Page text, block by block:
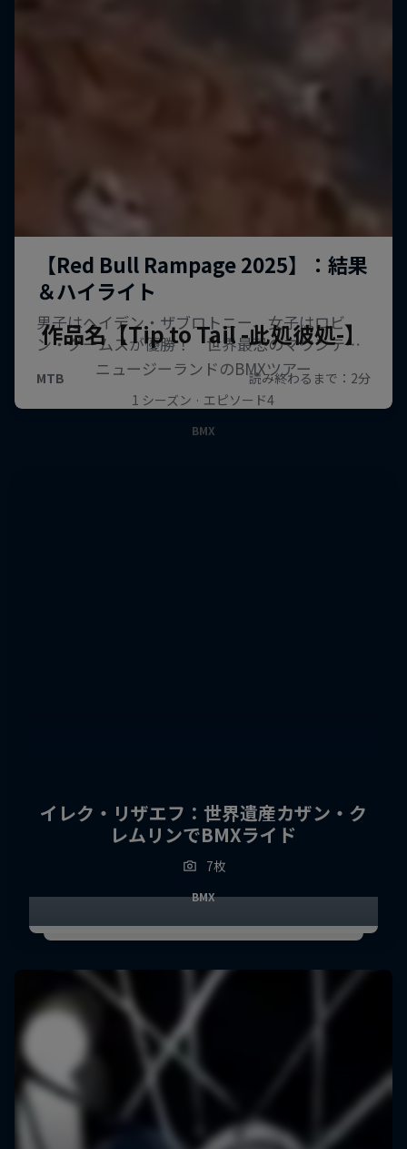
作品名【Tip to Tail -此処彼処-】
ニュージーランドのBMXツアー
1 シーズン · エピソード4
BMX
イレク・リザエフ：世界遺産カザン・ク
レムリンでBMXライド
7枚
BMX